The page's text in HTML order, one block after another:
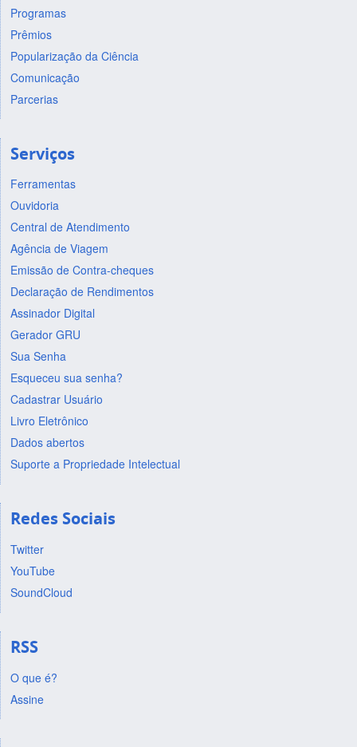
Programas
Prêmios
Popularização da Ciência
Comunicação
Parcerias
Serviços
Ferramentas
Ouvidoria
Central de Atendimento
Agência de Viagem
Emissão de Contra-cheques
Declaração de Rendimentos
Assinador Digital
Gerador GRU
Sua Senha
Esqueceu sua senha?
Cadastrar Usuário
Livro Eletrônico
Dados abertos
Suporte a Propriedade Intelectual
Redes Sociais
Twitter
YouTube
SoundCloud
RSS
O que é?
Assine